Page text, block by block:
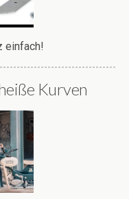
einfach!
Kurven